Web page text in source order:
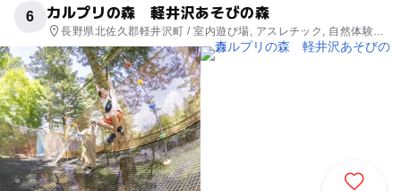
6 カルプリの森 軽井沢あそびの森
長野県北佐久郡軽井沢町 / 室内遊び場, アスレチック, 自然体験・
アクティビティ